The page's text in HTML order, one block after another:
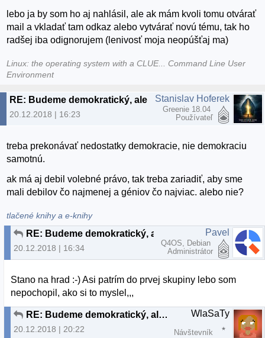
lebo ja by som ho aj nahlásil, ale ak mám kvoli tomu otvárať
mail a vkladať tam odkaz alebo vytvárať novú tému, tak ho
radšej iba odignorujem (lenivosť moja neopúšťaj ma)
Linux: the operating system with a CLUE... Command Line User
Environment
RE: Budeme demokratický, alebo to budeme občasne čistiť?
20.12.2018 | 16:23
Stanislav Hoferek
Greenie 18.04
Používateľ
treba prekonávať nedostatky demokracie, nie demokraciu
samotnú.
ak má aj debil volebné právo, tak treba zariadiť, aby sme
mali debilov čo najmenej a géniov čo najviac. alebo nie?
tlačené knihy a e-knihy
20.12.2018 | 16:34
Pavel
Q4OS, Debian
Administrátor
Stano na hrad :-) Asi patrím do prvej skupiny lebo som
nepochopil, ako si to myslel,,,
RE: Budeme demokratický, alebo to budeme občasne čistiť?
20.12.2018 | 20:22
WlaSaTy
Návštevník